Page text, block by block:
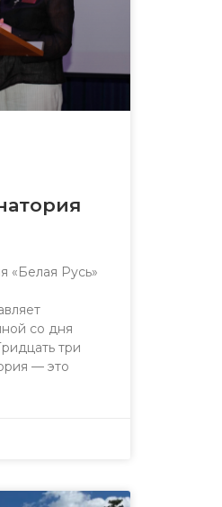
«Белая Русь»
со дня
три
— это